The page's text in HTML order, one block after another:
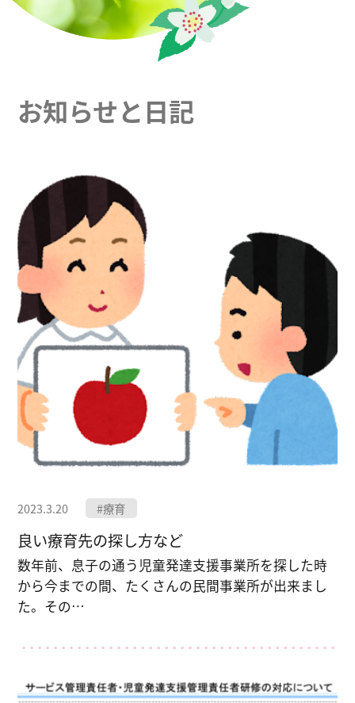
お知らせと日記
2023.3.20 #療育
良い療育先の探し方など
数年前、息子の通う児童発達支援事業所を探した時
から今までの間、たくさんの民間事業所が出来まし
た。その…